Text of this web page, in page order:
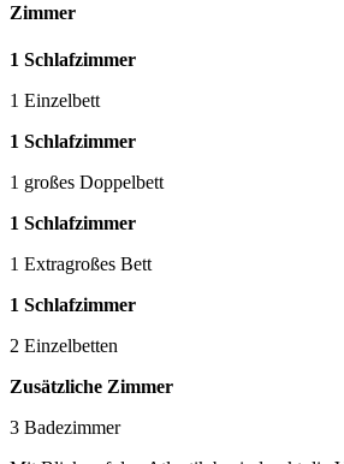
Zimmer
1 Schlafzimmer
1 Einzelbett
1 Schlafzimmer
1 großes Doppelbett
1 Schlafzimmer
1 Extragroßes Bett
1 Schlafzimmer
2 Einzelbetten
Zusätzliche Zimmer
3 Badezimmer